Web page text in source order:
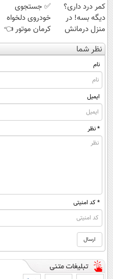
کمر درد داری؟
دیگه بسه! در
منزل درمانش
کن
(◀پرسش‌نامه)
✅ جستجوی
خودروی دلخواه
کرمان موتور 👈
فروش ساده، بی
واسطه و
نظر شما
نام
ایمیل
* نظر
* کد امنیتی